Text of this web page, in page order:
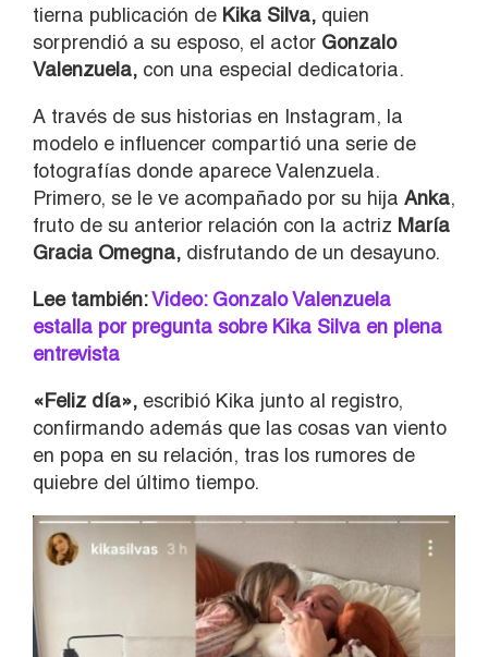
tierna publicación de Kika Silva, quien
sorprendió a su esposo, el actor Gonzalo
Valenzuela, con una especial dedicatoria.
A través de sus historias en Instagram, la
modelo e influencer compartió una serie de
fotografías donde aparece Valenzuela.
Primero, se le ve acompañado por su hija Anka,
fruto de su anterior relación con la actriz María
Gracia Omegna, disfrutando de un desayuno.
Lee también:Video: Gonzalo Valenzuela
estalla por pregunta sobre Kika Silva en plena
entrevista
«Feliz día», escribió Kika junto al registro,
confirmando además que las cosas van viento
en popa en su relación, tras los rumores de
quiebre del último tiempo.